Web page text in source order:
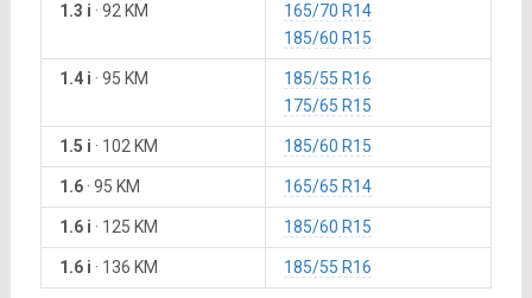
1.3 i · 92 KM
165/70 R14
185/60 R15
1.4 i · 95 KM
185/55 R16
175/65 R15
1.5 i · 102 KM 185/60 R15
1.6· 95 KM 165/65 R14
1.6 i · 125 KM 185/60 R15
1.6 i · 136 KM 185/55 R16